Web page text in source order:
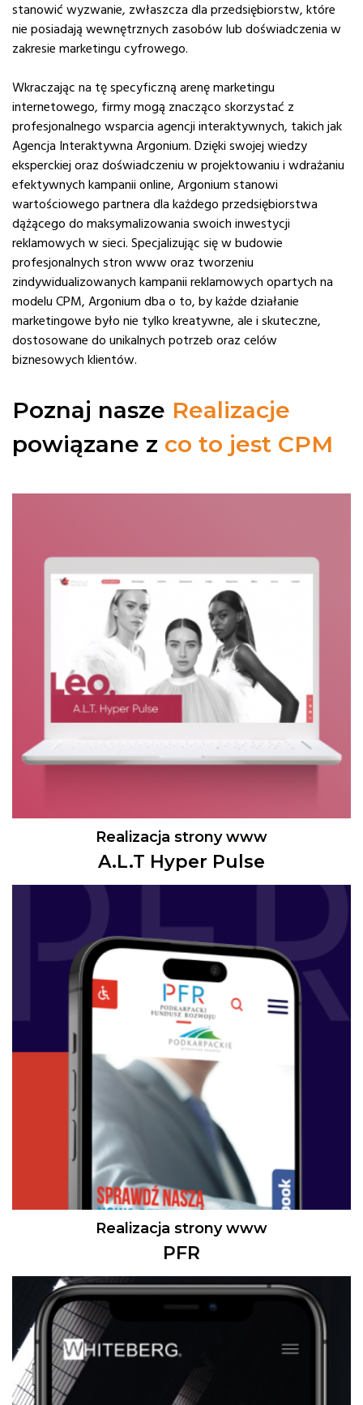
stanowić wyzwanie, zwłaszcza dla przedsiębiorstw, które
nie posiadają wewnętrznych zasobów lub doświadczenia w
zakresie marketingu cyfrowego.
Wkraczając na tę specyficzną arenę marketingu
internetowego, firmy mogą znacząco skorzystać z
profesjonalnego wsparcia agencji interaktywnych, takich jak
Agencja Interaktywna Argonium. Dzięki swojej wiedzy
eksperckiej oraz doświadczeniu w projektowaniu i wdrażaniu
efektywnych kampanii online, Argonium stanowi
wartościowego partnera dla każdego przedsiębiorstwa
dążącego do maksymalizowania swoich inwestycji
reklamowych w sieci. Specjalizując się w budowie
profesjonalnych stron www oraz tworzeniu
zindywidualizowanych kampanii reklamowych opartych na
modelu CPM, Argonium dba o to, by każde działanie
marketingowe było nie tylko kreatywne, ale i skuteczne,
dostosowane do unikalnych potrzeb oraz celów
biznesowych klientów.
Poznaj nasze Realizacje
powiązane z co to jest CPM
Realizacja strony www
A.L.T Hyper Pulse
Realizacja strony www
PFR